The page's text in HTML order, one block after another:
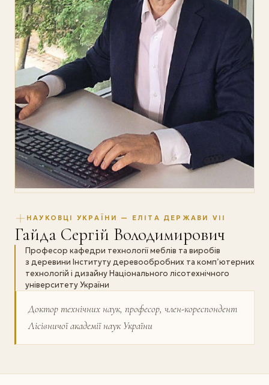
НАУКОВЦІ УКРАЇНИ — ЕЛІТА ДЕРЖАВИ VII
Гайда Сергій Володимирович
Професор кафедри технології меблів та виробів
з деревини Інституту деревообробних та комп’ютерних
технологій і дизайну Національного лісотехнічного
університету України
Доктор технічних наук, професор, член-кореспондент
Лісівничої академії наук України